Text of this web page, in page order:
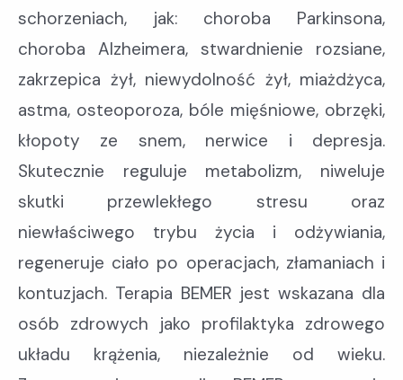
schorzeniach, jak: choroba Parkinsona,
choroba Alzheimera, stwardnienie rozsiane,
zakrzepica żył, niewydolność żył, miażdżyca,
astma, osteoporoza, bóle mięśniowe, obrzęki,
kłopoty ze snem, nerwice i depresja.
Skutecznie reguluje metabolizm, niweluje
skutki przewlekłego stresu oraz
niewłaściwego trybu życia i odżywiania,
regeneruje ciało po operacjach, złamaniach i
kontuzjach. Terapia BEMER jest wskazana dla
osób zdrowych jako profilaktyka zdrowego
układu krążenia, niezależnie od wieku.